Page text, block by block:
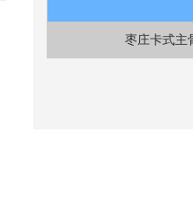
枣庄卡式主